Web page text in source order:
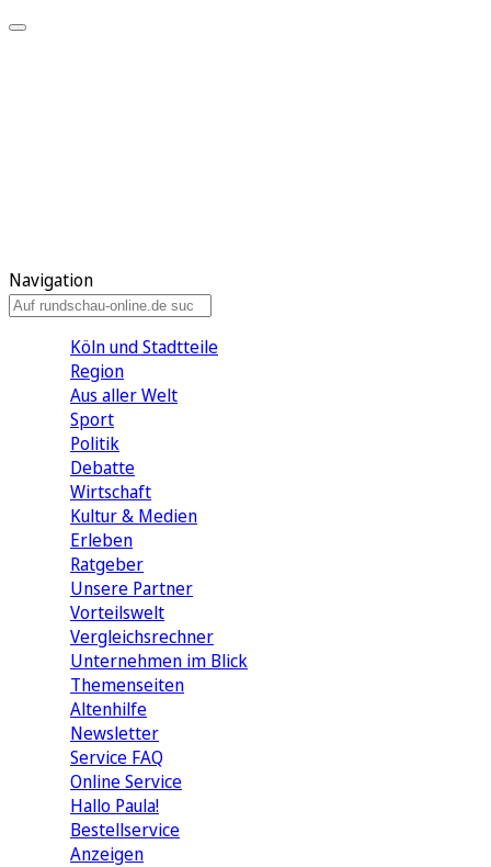
Navigation
Köln und Stadtteile
Region
Aus aller Welt
Sport
Politik
Debatte
Wirtschaft
Kultur & Medien
Erleben
Ratgeber
Unsere Partner
Vorteilswelt
Vergleichsrechner
Unternehmen im Blick
Themenseiten
Altenhilfe
Newsletter
Service FAQ
Online Service
Hallo Paula!
Bestellservice
Anzeigen